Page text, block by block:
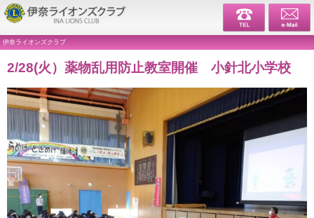
伊奈ライ
伊奈ライオンズクラブ
2/28(火）薬物乱用防止教室開催 小針北小学校